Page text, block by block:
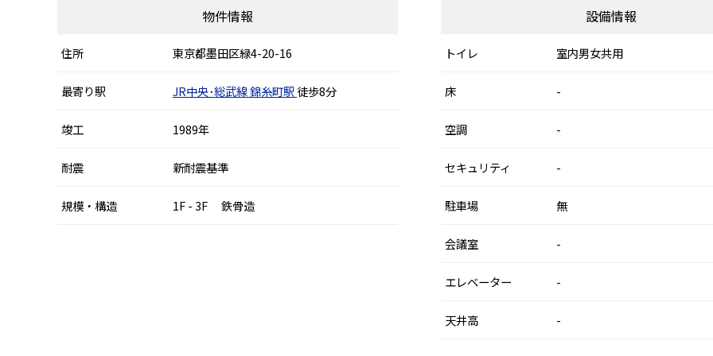
物件情報
住所 東京都墨田区緑4-20-16
最寄り駅 JR中央･総武線錦糸町駅 徒歩8分
竣工 1989年
耐震 新耐震基準
規模・構造 1F - 3F 鉄骨造
設備情報
トイレ 室内男女共用
床 -
空調 -
セキュリティ -
駐車場 無
会議室 -
エレベーター -
天井高 -